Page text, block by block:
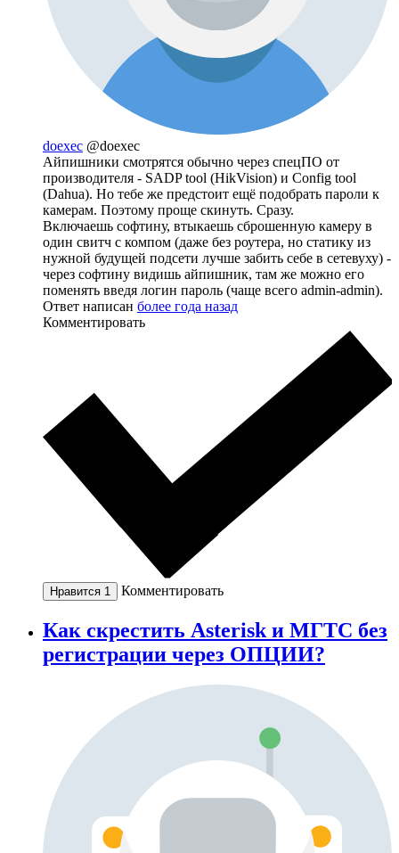
doexec @doexec
Айпишники смотрятся обычно через спецПО от
производителя - SADP tool (HikVision) и Config tool
(Dahua). Но тебе же предстоит ещё подобрать пароли к
камерам. Поэтому проще скинуть. Сразу.
Включаешь софтину, втыкаешь сброшенную камеру в
один свитч с компом (даже без роутера, но статику из
нужной будущей подсети лучше забить себе в сетевуху) -
через софтину видишь айпишник, там же можно его
поменять введя логин пароль (чаще всего admin-admin).
Ответ написан более года назад
Комментировать
Нравится 1 Комментировать
Как скрестить Asterisk и МГТС без
регистрации через ОПЦИИ?